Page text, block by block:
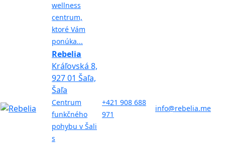
wellness
centrum,
ktoré Vám
ponúka...
Rebelia
Kráľovská 8,
927 01 Šaľa,
Šaľa
Centrum
funkčného
pohybu v Šali
s
+421 908 688
971
info@rebelia.me